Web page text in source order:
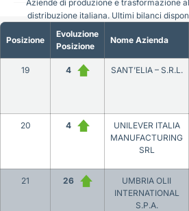
Posizione
Evoluzione
Posizione
Nome Azienda
19 4 SANT’ELIA – S.R.L.
20 4
UNILEVER ITALIA
MANUFACTURING
SRL
21 26
UMBRIA OLII
INTERNATIONAL
S.P.A.
Aziende di produzione e trasformazione
distribuzione italiana. Ultimi bilanci